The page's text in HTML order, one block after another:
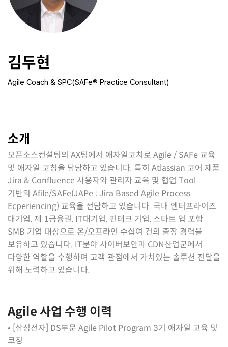
김두현
Agile Coach & SPC(SAFe® Practice Consultant)
소개
오픈소스컨설팅의 AX팀에서 애자일코치로 Agile / SAFe 교육
및 애자일 코칭을 담당하고 있습니다. 특히 Atlassian 코어 제품
Jira & Confluence 사용자와 관리자 교육 및 협업 Tool
기반의 Afile/SAFe(JAPe : Jira Based Agile Process
Ecperiencing) 교육을 전담하고 있습니다. 국내 엔터프라이즈
대기업, 제 1금융권, IT대기업, 핀테크 기업, 스타트 업 포함
SMB 기업 대상으로 온/오프라인 수십여 건의 출장 경력을
보유하고 있습니다. IT분야 사이버보안과 CDN산업군에서
다양한 역할을 수행하며 고객 관점에서 가치있는 솔루션 전달을
위해 노력하고 있습니다.
Agile 사업 수행 이력
• [삼성전자] DS부문 Agile Pilot Program 3기 애자일 교육 및
코칭